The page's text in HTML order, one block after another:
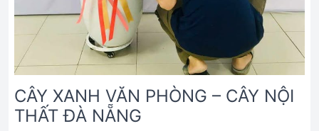
CÂY XANH VĂN PHÒNG – CÂY NỘI
THẤT ĐÀ NẴNG